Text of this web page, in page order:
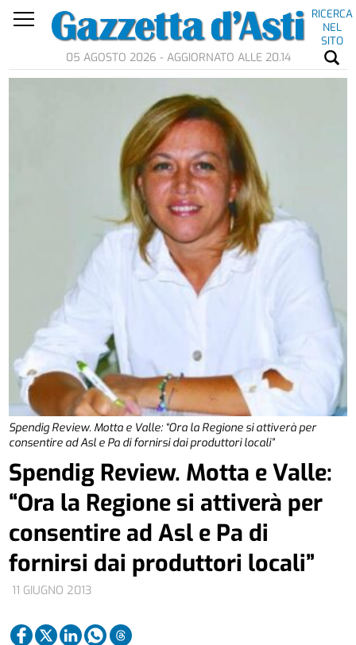
RICERCA
NEL
SITO
05 AGOSTO 2026 - AGGIORNATO ALLE 20.14
Spendig Review. Motta e Valle: “Ora la Regione si attiverà per
consentire ad Asl e Pa di fornirsi dai produttori locali”
11 GIUGNO 2013
Spendig Review. Motta e Valle:
“Ora la Regione si attiverà per
consentire ad Asl e Pa di
fornirsi dai produttori locali”